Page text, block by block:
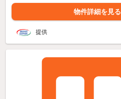
物件詳細を見る
提供